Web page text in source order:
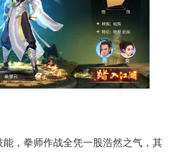
，拳师作战全凭一股浩然之气，其